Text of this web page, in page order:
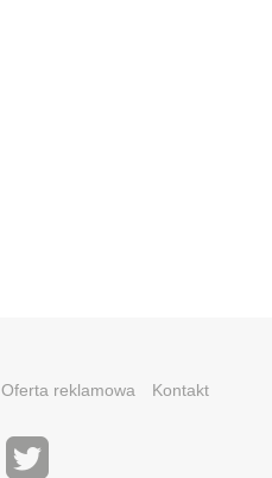
Oferta reklamowa Kontakt